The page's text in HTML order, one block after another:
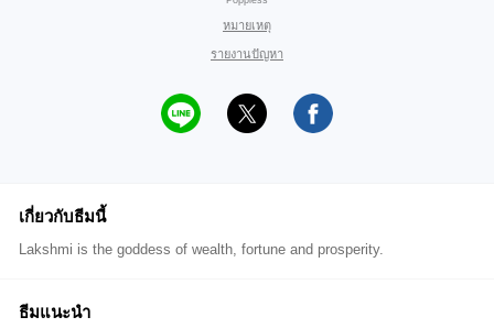
หมายเหตุ
รายงานปัญหา
เกี่ยวกับธีมนี้
Lakshmi is the goddess of wealth, fortune and prosperity.
ธีมแนะนำ